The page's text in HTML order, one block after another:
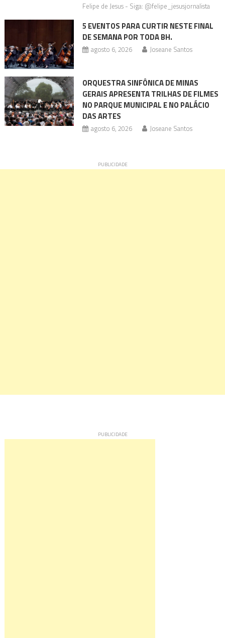
Felipe de Jesus - Siga: @felipe_jesusjornalista
5 EVENTOS PARA CURTIR NESTE FINAL
DE SEMANA POR TODA BH.
agosto 6, 2026 Joseane Santos
ORQUESTRA SINFÔNICA DE MINAS
GERAIS APRESENTA TRILHAS DE FILMES
NO PARQUE MUNICIPAL E NO PALÁCIO
DAS ARTES
agosto 6, 2026 Joseane Santos